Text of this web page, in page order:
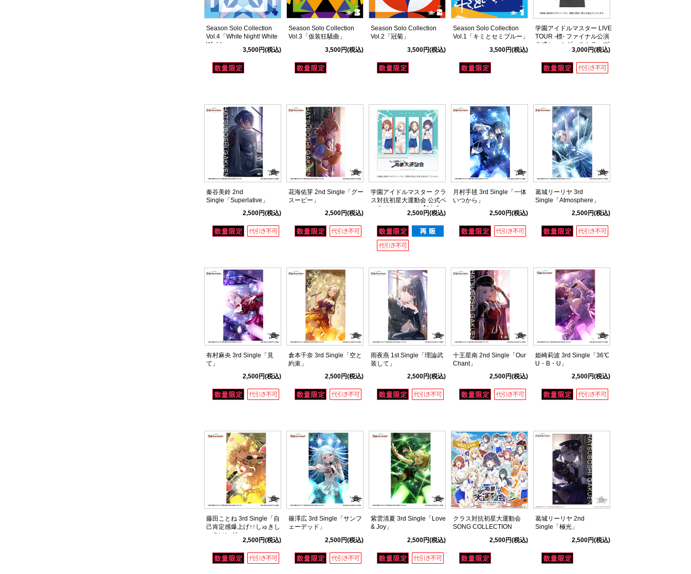
Season Solo Collection
Vol.4「White Night! White
Wish!」
3,500円(税込)
Season Solo Collection
Vol.3「仮装狂騒曲」
3,500円(税込)
Season Solo Collection
Vol.2「冠菊」
3,500円(税込)
Season Solo Collection
Vol.1「キミとセミブルー」
3,500円(税込)
学園アイドルマスター LIVE
TOUR -標- ファイナル公演
公式ショルダーストラップ
付きメッシュバッグ
3,000円(税込)
秦谷美鈴 2nd
Single「Superlative」
2,500円(税込)
花海佑芽 2nd Single「グー
スーピー」
2,500円(税込)
学園アイドルマスター クラ
ス対抗初星大運動会 公式ペ
ンライトスタンド【1年2
2,500円(税込)
月村手毬 3rd Single「一体
いつから」
2,500円(税込)
葛城リーリヤ 3rd
Single「Atmosphere」
2,500円(税込)
有村麻央 3rd Single「見
て」
2,500円(税込)
倉本千奈 3rd Single「空と
約束」
2,500円(税込)
雨夜燕 1st Single「理論武
装して」
2,500円(税込)
十王星南 2nd Single「Our
Chant」
2,500円(税込)
姫崎莉波 3rd Single「36℃
U・B・U」
2,500円(税込)
藤田ことね 3rd Single「自
己肯定感爆上げ↑↑しゅきし
ゅきソング」
2,500円(税込)
篠澤広 3rd Single「サンフ
ェーデッド」
2,500円(税込)
紫雲清夏 3rd Single「Love
& Joy」
2,500円(税込)
クラス対抗初星大運動会
SONG COLLECTION
2,500円(税込)
葛城リーリヤ 2nd
Single「極光」
2,500円(税込)